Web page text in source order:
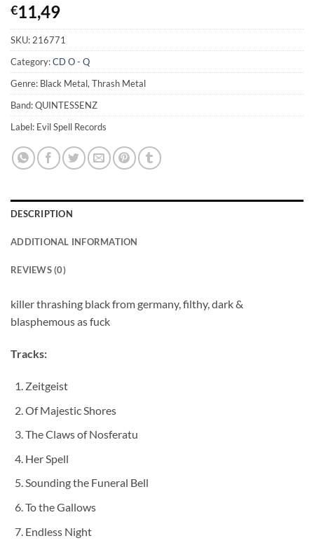
€11,49
SKU:216771
Category:CD O - Q
Genre: Black Metal, Thrash Metal
Band: QUINTESSENZ
Label: Evil Spell Records
DESCRIPTION
ADDITIONAL INFORMATION
REVIEWS (0)
killer thrashing black from germany, filthy, dark &
blasphemous as fuck
Tracks:
Zeitgeist
Of Majestic Shores
The Claws of Nosferatu
Her Spell
Sounding the Funeral Bell
To the Gallows
Endless Night